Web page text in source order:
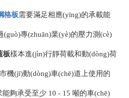
格板需要滿足相應(yīng)的承載能
過(guò)專(zhuān)業(yè)的壓力測(cè)
板樣本進(jìn)行靜荷載和動(dòng)荷
城市機(jī)動(dòng)車(chē)道上使用的
求能夠承受至少 10 - 15 噸的車(chē)